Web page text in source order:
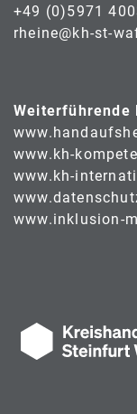
+49 (0)5971
rheine@kh-st-
Weiterführende
www.kh-
www.kh-
www.inklusion-